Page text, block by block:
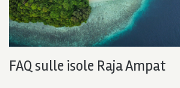
FAQ sulle isole Raja Ampat